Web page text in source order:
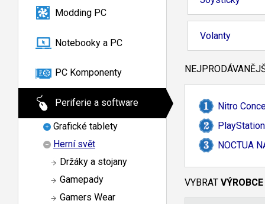
Modding PC
Notebooky a PC
PC Komponenty
Periferie a software
Grafické tablety
Herní svět
Držáky a stojany
Gamepady
Gamers Wear
Volanty
Nitro
NOCTUA
VYBRAT VÝROBCE